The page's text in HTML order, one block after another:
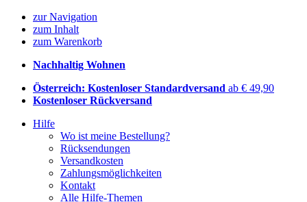
zur Navigation
zum Inhalt
zum Warenkorb
Nachhaltig Wohnen
Österreich: Kostenloser Standardversand ab € 49,90
Kostenloser Rückversand
Hilfe
Wo ist meine Bestellung?
Rücksendungen
Versandkosten
Zahlungsmöglichkeiten
Kontakt
Alle Hilfe-Themen